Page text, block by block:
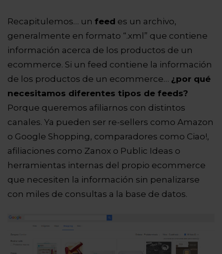
Recapitulemos… un feed es un archivo,
generalmente en formato “.xml” que contiene
información acerca de los productos de un
ecommerce. Si un feed contiene la información
de los productos de un ecommerce… ¿por qué
necesitamos diferentes tipos de feeds?
Porque queremos afiliarnos con distintos
canales. Ya pueden ser re-sellers como Amazon
o Google Shopping, comparadores como Ciao!,
afiliaciones como Zanox o Public Ideas o
herramientas internas del propio ecommerce
que necesiten la información sin penalizarse
con miles de consultas a la base de datos.